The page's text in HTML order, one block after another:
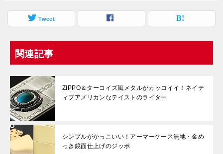
Tweet
関連記事
ZIPPO＆ターコイズ風メタルがカッコイイ！ネイテ
ィブアメリカンなテイストのライター
シンプルがかっこいい！アーマーケース無地・金め
っき鏡面仕上げのジッポ